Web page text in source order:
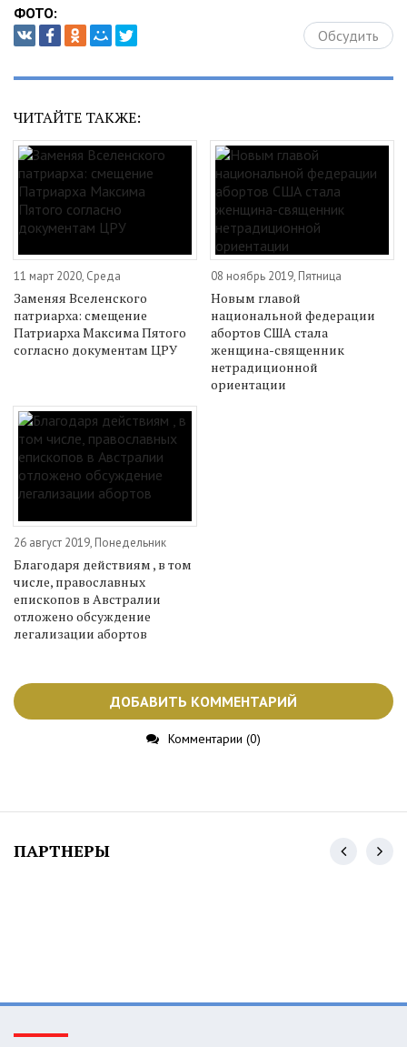
ФОТО:
Обсудить
ЧИТАЙТЕ ТАКЖЕ:
11 март 2020, Среда
Заменяя Вселенского
патриарха: смещение
Патриарха Максима Пятого
согласно документам ЦРУ
08 ноябрь 2019, Пятница
Новым главой
национальной федерации
абортов США стала
женщина-священник
нетрадиционной
ориентации
26 август 2019, Понедельник
Благодаря действиям , в том
числе, православных
епископов в Австралии
отложено обсуждение
легализации абортов
ДОБАВИТЬ КОММЕНТАРИЙ
Комментарии (0)
ПАРТНЕРЫ